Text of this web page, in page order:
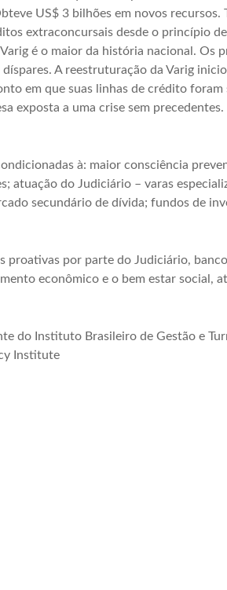
US$ 3 bilhões em novos recursos.
extraconcursais desde o princípio
é o maior da história nacional. Os
A reestruturação da Varig
em que suas linhas de crédito foram
exposta a uma crise sem precedentes.
à: maior consciência
atuação do Judiciário – varas
secundário de dívida; fundos de
proativas por parte do Judiciário,
econômico e o bem estar social,
do Instituto Brasileiro de Gestão e
Institute